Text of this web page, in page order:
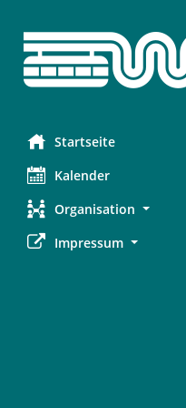
Startseite
Kalender
Organisation
Impressum